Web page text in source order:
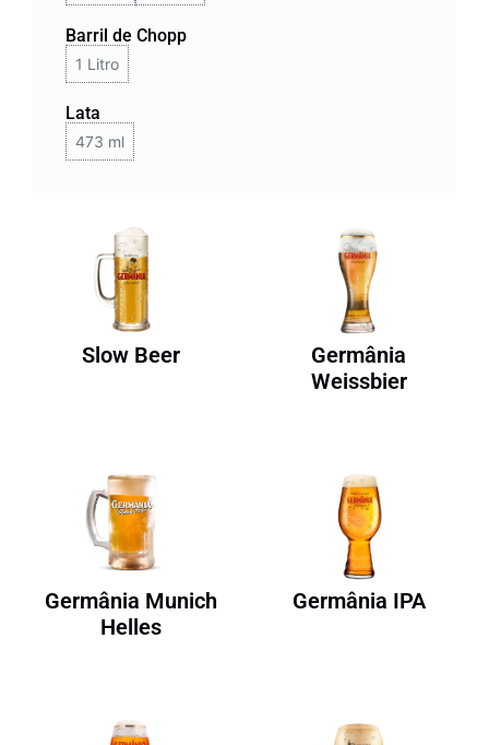
Barril de Chopp
1 Litro
Lata
473 ml
Slow Beer
Germânia
Weissbier
Germânia Munich
Helles
Germânia IPA